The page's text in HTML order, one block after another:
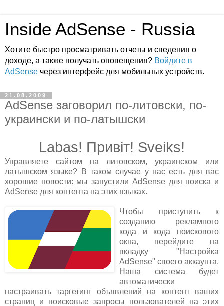
Inside AdSense - Russia
Хотите быстро просматривать отчеты и сведения о
доходе, а также получать оповещения? Войдите в
AdSense через интерфейс для мобильных устройств.
21.08.2009
AdSense заговорил по-литовски, по-
украински и по-латышски
Labas! Привіт! Sveiks!
Управляете сайтом на литовском, украинском или
латышском языке? В таком случае у нас есть для вас
хорошие новости: мы запустили AdSense для поиска и
AdSense для контента на этих языках.
Чтобы приступить к
созданию рекламного
кода и кода поискового
окна, перейдите на
вкладку "Настройка
AdSense" своего аккаунта.
Наша система будет
автоматически
настраивать таргетинг объявлений на контент ваших
страниц и поисковые запросы пользователей на этих